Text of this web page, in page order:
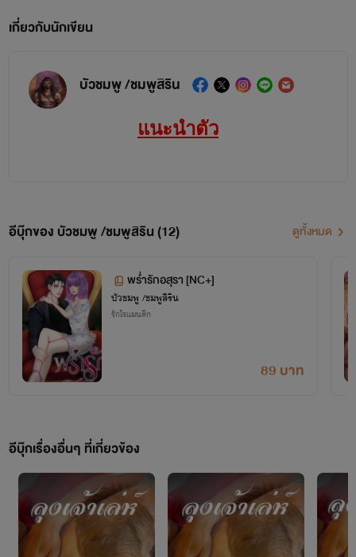
เกี่ยวกับนักเขียน
บัวชมพู /ชมพูสิริน
แนะนำตัว
บีมเป็นคนจังหวัดบุรีรัมย์เด้อจ้า ที่เริ่มเขียนนิยายเพราะชอบและ
ถูกใจใครบ้างก็ขออภัยด้วยนะคะ
แต่ขอให้เคารพความคิดของนักเขียน สุดท้ายนี้ก็ขอฝากเนื้อ
ฝากตัวด้วยนะคะ
อีบุ๊กของ บัวชมพู /ชมพูสิริน (12) ดูทั้งหมด
พร่ำรักอสุรา [NC+]
บัวชมพู /ชมพูสิริน
รักโรแมนติก
89 บาท
อีบุ๊กเรื่องอื่นๆ ที่เกี่ยวข้อง